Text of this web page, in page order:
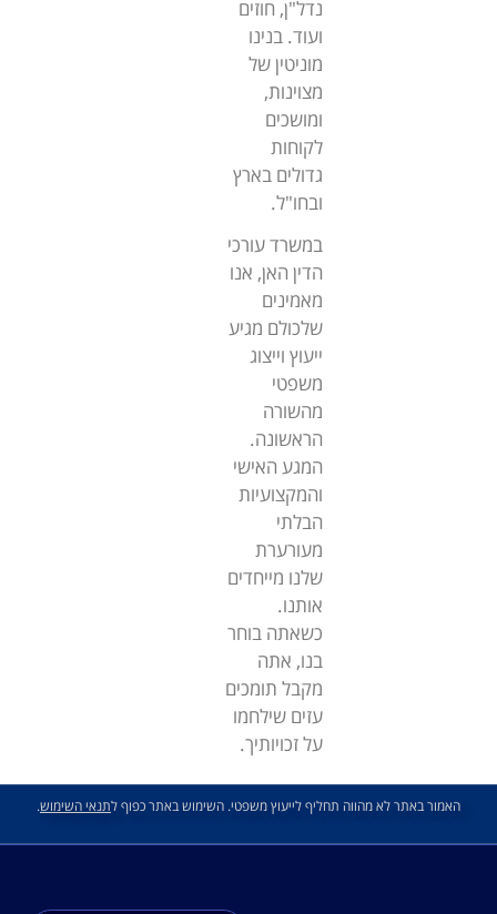
נדל"ן, חוזים
ועוד. בנינו
מוניטין של
מצוינות,
ומושכים
לקוחות
גדולים בארץ
ובחו"ל.
במשרד עורכי
הדין האן, אנו
מאמינים
שלכולם מגיע
ייעוץ וייצוג
משפטי
מהשורה
הראשונה.
המגע האישי
והמקצועיות
הבלתי
מעורערת
שלנו מייחדים
אותנו.
כשאתה בוחר
בנו, אתה
מקבל תומכים
עזים שילחמו
על זכויותיך.
האמור באתר לא מהווה תחליף לייעוץ משפטי. השימוש באתר כפוף לתנאי השימוש.